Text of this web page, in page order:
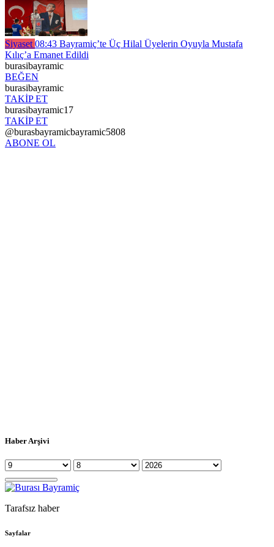
Siyaset 08:43 Bayramiç’te Üç Hilal Üyelerin Oyuyla Mustafa
Kılıç’a Emanet Edildi
burasibayramic
BEĞEN
burasibayramic
TAKİP ET
burasibayramic17
TAKİP ET
@burasbayramicbayramic5808
ABONE OL
Haber Arşivi
Tarafsız haber
Sayfalar